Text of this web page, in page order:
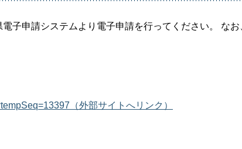
子申請システムより電子申請を行ってください。 なお
（外部サイトへリンク）